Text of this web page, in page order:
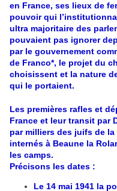
en France, ses lieux de
pouvoir qui
ultra majoritaire des
pouvaient pas ignorer
par le gouvernement
de Franco*, le projet du
choisissent et la nature
qui le portaient.
Les premières rafles et
France et leur transit par
par milliers des juifs de
internés à Beaune la
les camps.
Précisons les dates :
Le 14 mai 1941 la